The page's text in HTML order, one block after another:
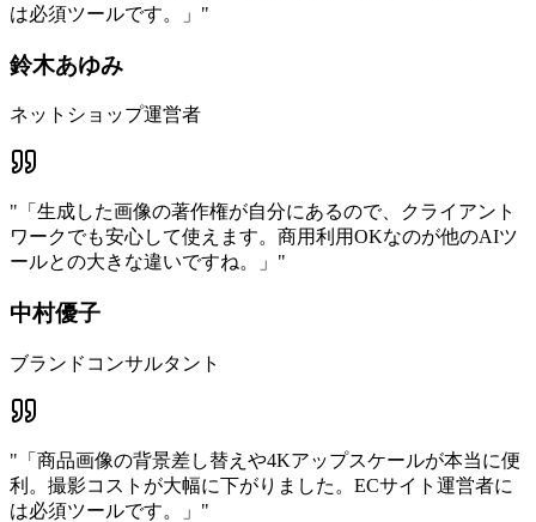
は必須ツールです。」 "
鈴木あゆみ
ネットショップ運営者
" 「生成した画像の著作権が自分にあるので、クライアント
ワークでも安心して使えます。商用利用OKなのが他のAIツ
ールとの大きな違いですね。」 "
中村優子
ブランドコンサルタント
" 「商品画像の背景差し替えや4Kアップスケールが本当に便
利。撮影コストが大幅に下がりました。ECサイト運営者に
は必須ツールです。」 "